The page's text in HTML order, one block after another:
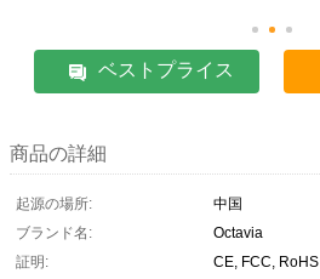
ベストプライス
商品の詳細
起源の場所:
中国
ブランド名:
Octavia
証明:
CE, FCC, RoHS